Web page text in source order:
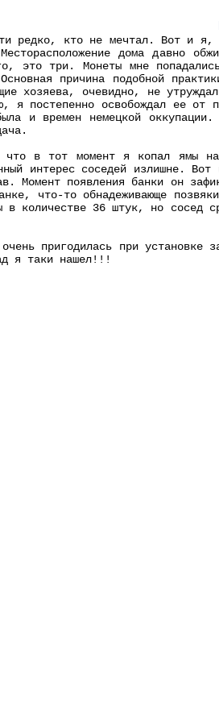
кто не мечтал. Вот и я,
дома давно
это три. Монеты мне
причина подобной
хозяева, очевидно, не
я постепенно освобождал ее от
и времен немецкой
что в тот момент я копал ямы
интерес соседей излишне.
Момент появления банки он
что-то обнадеживающе
в количестве 36 штук, но
пригодилась при
я таки нашел!!!